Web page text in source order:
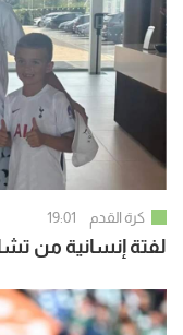
كرة القدم 19:01
لفتة إنسانية من